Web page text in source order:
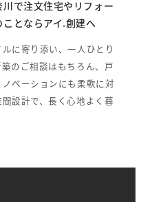
で注文住宅やリフォー
とならアイ.創建へ
に寄り添い、一人ひとり
のご相談はもちろん、戸
ベーションにも柔軟に対
設計で、長く心地よく暮